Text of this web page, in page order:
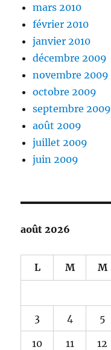
mars 2010
février 2010
janvier 2010
décembre 2009
novembre 2009
octobre 2009
septembre 2009
août 2009
juillet 2009
juin 2009
août 2026
L M M
3 4 5
10 11 12